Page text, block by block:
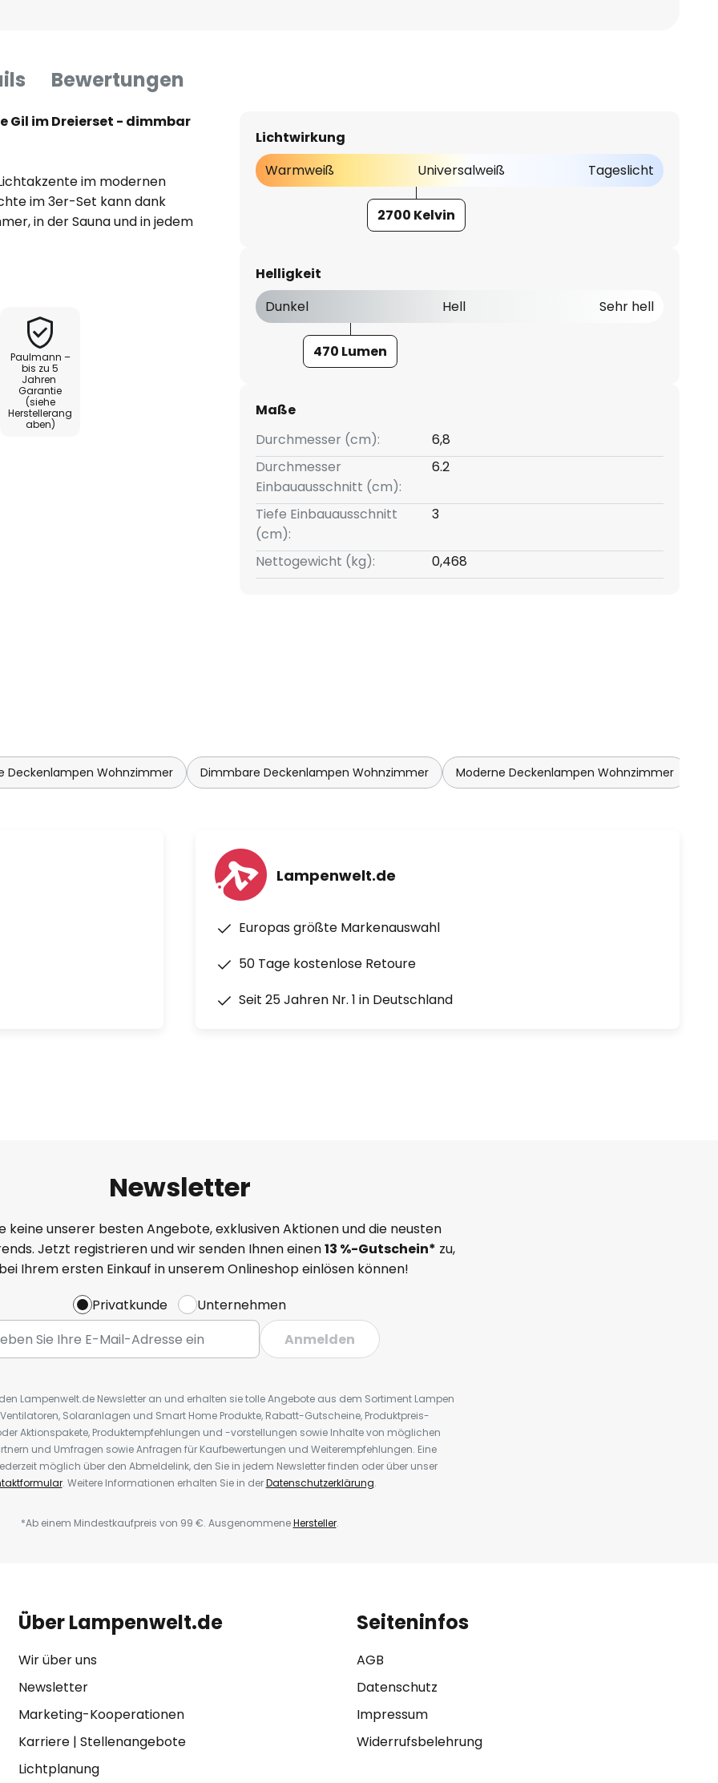
Bewertungen
Gil im Dreierset - dimmbar
im modernen
im 3er-Set kann dank
in der Sauna und in jedem
Der dekorative
Brillanz aus: Sie
gedimmt und so die
100 %, 50 % oder 25
der Austausch sollte von
werden.
Paulmann –
bis zu 5
Jahren
Garantie
(siehe
Herstellerang
aben)
Lichtwirkung
Warmweiß
Universalweiß Tageslicht
2700 Kelvin
Helligkeit
Dunkel
Hell Sehr hell
470 Lumen
Maße
Durchmesser (cm):
6,8
Durchmesser
Einbauausschnitt (cm):
6.2
Tiefe Einbauausschnitt
(cm):
3
Nettogewicht (kg): 0,468
Deckenlampen Wohnzimmer Dimmbare Deckenlampen Wohnzimmer Moderne Deckenlampen Wohnzimmer
Lampenwelt.de
Europas größte Markenauswahl
50 Tage kostenlose Retoure
Seit 25 Jahren Nr. 1 in Deutschland
Newsletter
keine unserer besten Angebote, exklusiven Aktionen und die neusten
Jetzt registrieren und wir senden Ihnen einen13 %-Gutschein* zu,
Ihrem ersten Einkauf in unserem Onlineshop einlösen können!
Privatkunde
Unternehmen
Anmelden
Lampenwelt.de Newsletter an und erhalten sie tolle Angebote aus dem Sortiment Lampen
Solaranlagen und Smart Home Produkte, Rabatt-Gutscheine, Produktpreis-
Aktionspakete, Produktempfehlungen und -vorstellungen sowie Inhalte von möglichen
und Umfragen sowie Anfragen für Kaufbewertungen und Weiterempfehlungen. Eine
möglich über den Abmeldelink, den Sie in jedem Newsletter finden oder über unser
. Weitere Informationen erhalten Sie in derDatenschutzerklärung.
*Ab einem Mindestkaufpreis von 99 €. AusgenommeneHersteller.
Über Lampenwelt.de
Wir über uns
Newsletter
Marketing-Kooperationen
Karriere| Stellenangebote
Lichtplanung
Seiteninfos
AGB
Datenschutz
Impressum
Widerrufsbelehrung